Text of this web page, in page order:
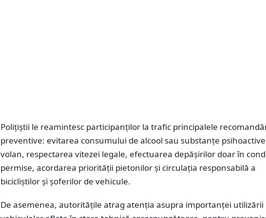
Polițiștii le reamintesc participanților la trafic principalele
preventive: evitarea consumului de alcool sau substanțe
volan, respectarea vitezei legale, efectuarea depășirilor doar în
permise, acordarea priorității pietonilor și circulația responsabilă a
bicicliștilor și șoferilor de vehicule.
De asemenea, autoritățile atrag atenția asupra importanței utilizării